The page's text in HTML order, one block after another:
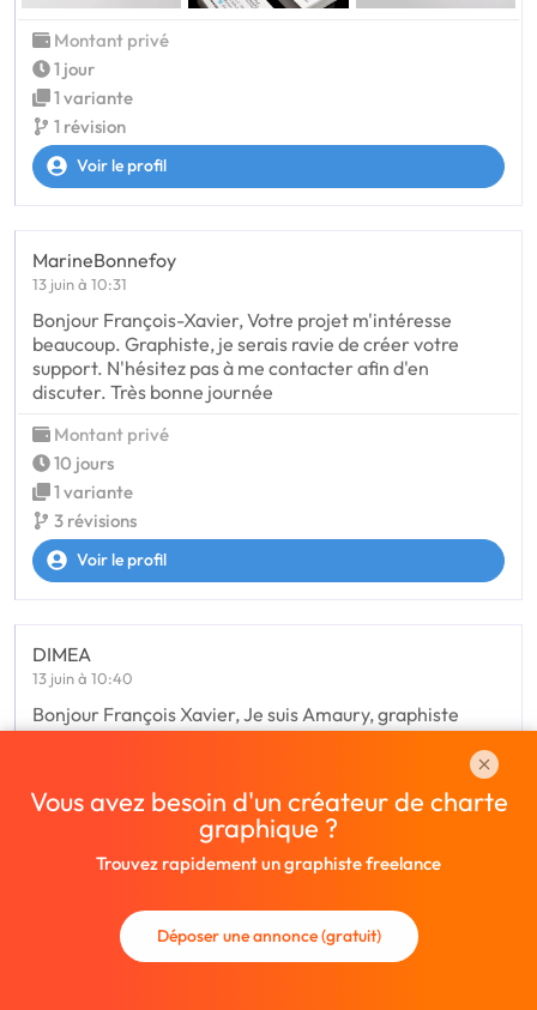
Montant privé
1 jour
1 variante
1 révision
Voir le profil
MarineBonnefoy
13 juin à 10:31
Bonjour François-Xavier, Votre projet m'intéresse
beaucoup. Graphiste, je serais ravie de créer votre
support. N'hésitez pas à me contacter afin d'en
discuter. Très bonne journée
Montant privé
10 jours
1 variante
3 révisions
Voir le profil
DIMEA
13 juin à 10:40
Bonjour François Xavier, Je suis Amaury, graphiste
maquettiste freelance. J’ai déjà réalisé des missions de
mise en page de magazine/ catalogue et votre annonce
Voir tout le texte
Montant privé
Vous avez besoin d'un créateur de charte
graphique ?
Trouvez rapidement un graphiste freelance
Déposer une annonce (gratuit)